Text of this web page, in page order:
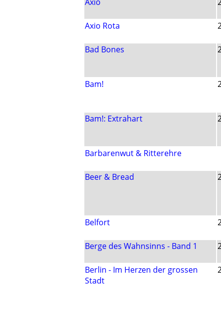
Axio Rota
Bad Bones
Bam!
Bam!: Extrahart
Barbarenwut & Ritterehre
Beer & Bread
Belfort
Berge des Wahnsinns - Band 1
Berlin - Im Herzen der grossen
Stadt